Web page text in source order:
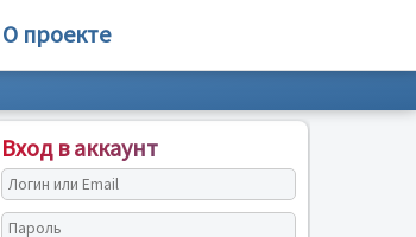
О проекте
Вход в аккаунт